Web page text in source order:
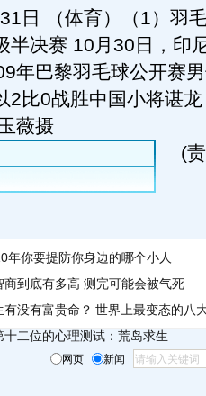
日 （体育）（1）
半决赛 10月30日，印
年巴黎羽毛球公开赛
2比0战胜中国小将谌
薇摄
(
年你要提防你身边的哪个小人
商到底有多高 测完可能会被气死
没有富贵命？ 世界上最变态的八
十二位的心理测试：荒岛求生
网页 新闻